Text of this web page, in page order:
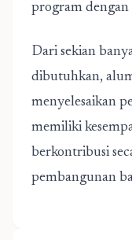
program
Dari sekian
dibutuhkan,
menyelesaikan
memiliki
berkontribusi
pembangunan